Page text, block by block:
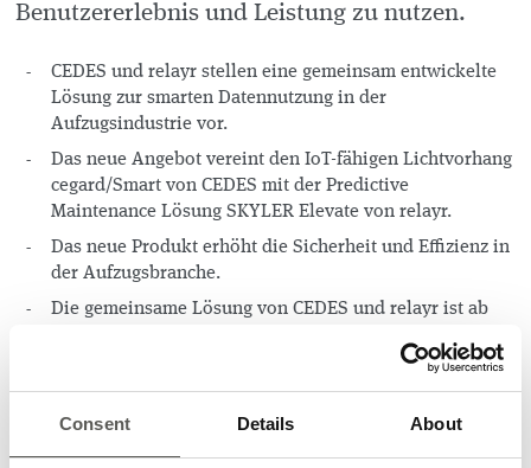
Consent Details About
Benutzererlebnis und Leistung zu nutzen.
CEDES und relayr stellen eine gemeinsam entwickelte
Lösung zur smarten Datennutzung in der
Aufzugsindustrie vor.
Das neue Angebot vereint den IoT-fähigen Lichtvorhang
cegard/Smart von CEDES mit der Predictive
Maintenance Lösung SKYLER Elevate von relayr.
Das neue Produkt erhöht die Sicherheit und Effizienz in
der Aufzugsbranche.
Die gemeinsame Lösung von CEDES und relayr ist ab
„Wir sind davon überzeugt, dass Unternehmen mit Daten die
insbesondere für die Aufzugsbranche“, sagt Jessica Poliner,
CEO von relayr. „Die neue Lösung mit CEDES bestätigt